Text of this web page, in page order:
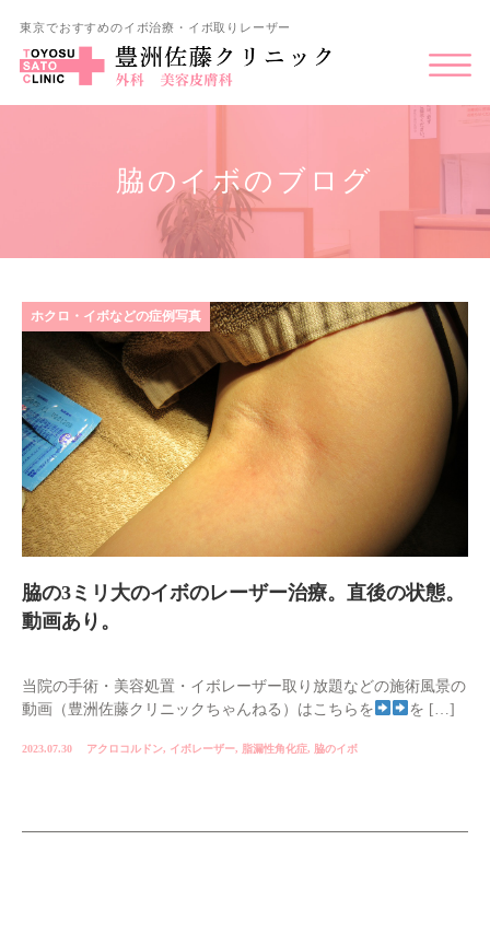
東京でおすすめのイボ治療・イボ取りレーザー
脇のイボのブログ
ホクロ・イボなどの症例写真
脇の3ミリ大のイボのレーザー治療。直後の状態。
動画あり。
当院の手術・美容処置・イボレーザー取り放題などの施術風景の
動画（豊洲佐藤クリニックちゃんねる）はこちらを
を […]
2023.07.30 アクロコルドン, イボレーザー, 脂漏性角化症, 脇のイボ